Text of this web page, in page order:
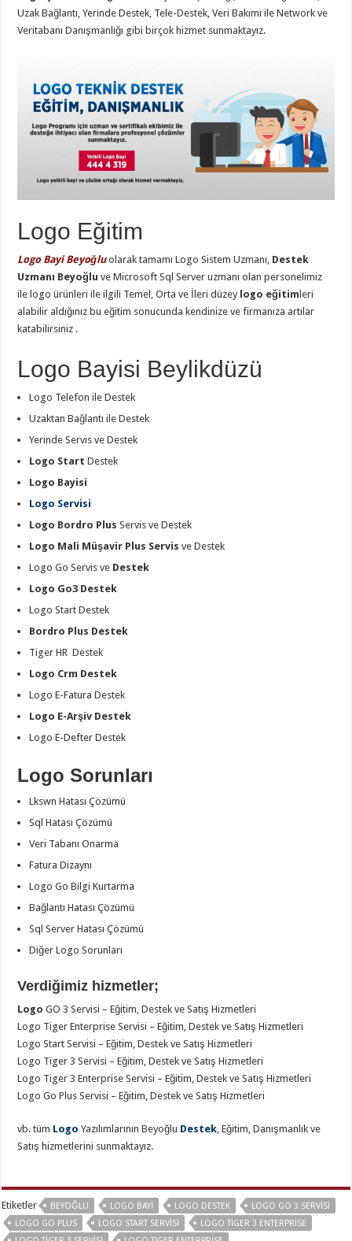
Uzak Bağlantı, Yerinde Destek, Tele-Destek, Veri Bakımı ile Network ve
Veritabanı Danışmanlığı gibi birçok hizmet sunmaktayız.
Logo Eğitim
Logo Bayi Beyoğluolarak tamamı Logo Sistem Uzmanı, Destek
Uzmanı Beyoğluve Microsoft Sql Server uzmanı olan personelimiz
ile logo ürünleri ile ilgili Temel, Orta ve İleri düzey logo eğitim leri
alabilir aldığınız bu eğitim sonucunda kendinize ve firmanıza artılar
katabilirsiniz .
Logo Bayisi Beylikdüzü
Logo Telefon ile Destek
Uzaktan Bağlantı ile Destek
Yerinde Servis ve Destek
Logo Start Destek
Logo Bayisi
Logo Servisi
Logo Bordro Plus Servis ve Destek
Logo Mali Müşavir Plus Servis ve Destek
Logo Go Servis ve Destek
Logo Go3 Destek
Logo Start Destek
Bordro Plus Destek
Tiger HR Destek
Logo Crm Destek
Logo E-Fatura Destek
Logo E-Arşiv Destek
Logo E-Defter Destek
Logo Sorunları
Lkswn Hatası Çözümü
Sql Hatası Çözümü
Veri Tabanı Onarma
Fatura Dizaynı
Logo Go Bilgi Kurtarma
Bağlantı Hatası Çözümü
Sql Server Hatası Çözümü
Diğer Logo Sorunları
Verdiğimiz hizmetler;
Logo GO 3 Servisi – Eğitim, Destek ve Satış Hizmetleri
Logo Tiger Enterprise Servisi – Eğitim, Destek ve Satış Hizmetleri
Logo Start Servisi – Eğitim, Destek ve Satış Hizmetleri
Logo Tiger 3 Servisi – Eğitim, Destek ve Satış Hizmetleri
Logo Tiger 3 Enterprise Servisi – Eğitim, Destek ve Satış Hizmetleri
Logo Go Plus Servisi – Eğitim, Destek ve Satış Hizmetleri
vb. tüm Logo Yazılımlarının Beyoğlu Destek , Eğitim, Danışmanlık ve
Satış hizmetlerini sunmaktayız.
Etiketler BEYOĞLU LOGO BAYI LOGO DESTEK
LOGO GO 3 SERVISI
LOGO GO PLUS
LOGO START SERVISI
LOGO TIGER 3 ENTERPRISE